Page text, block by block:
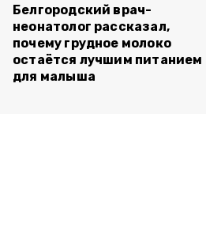
Белгородский врач-
неонатолог рассказал,
почему грудное молоко
остаётся лучшим питанием
для малыша